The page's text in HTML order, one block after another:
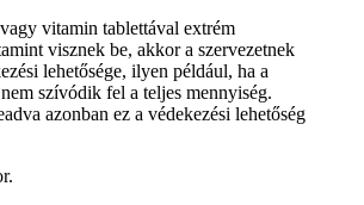
vitamin tablettával extrém
visznek be, akkor a szervezetnek
lehetősége, ilyen például, ha a
szívódik fel a teljes mennyiség.
azonban ez a védekezési lehetőség